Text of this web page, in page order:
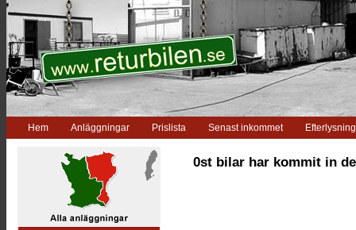
Hem Anläggningar Prislista Senast inkommet Efterlysning
0st bilar har kommit in